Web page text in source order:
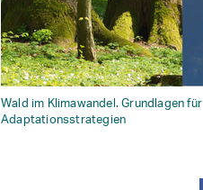
Wald im Klimawandel. Grundlagen für
Adaptationsstrategien